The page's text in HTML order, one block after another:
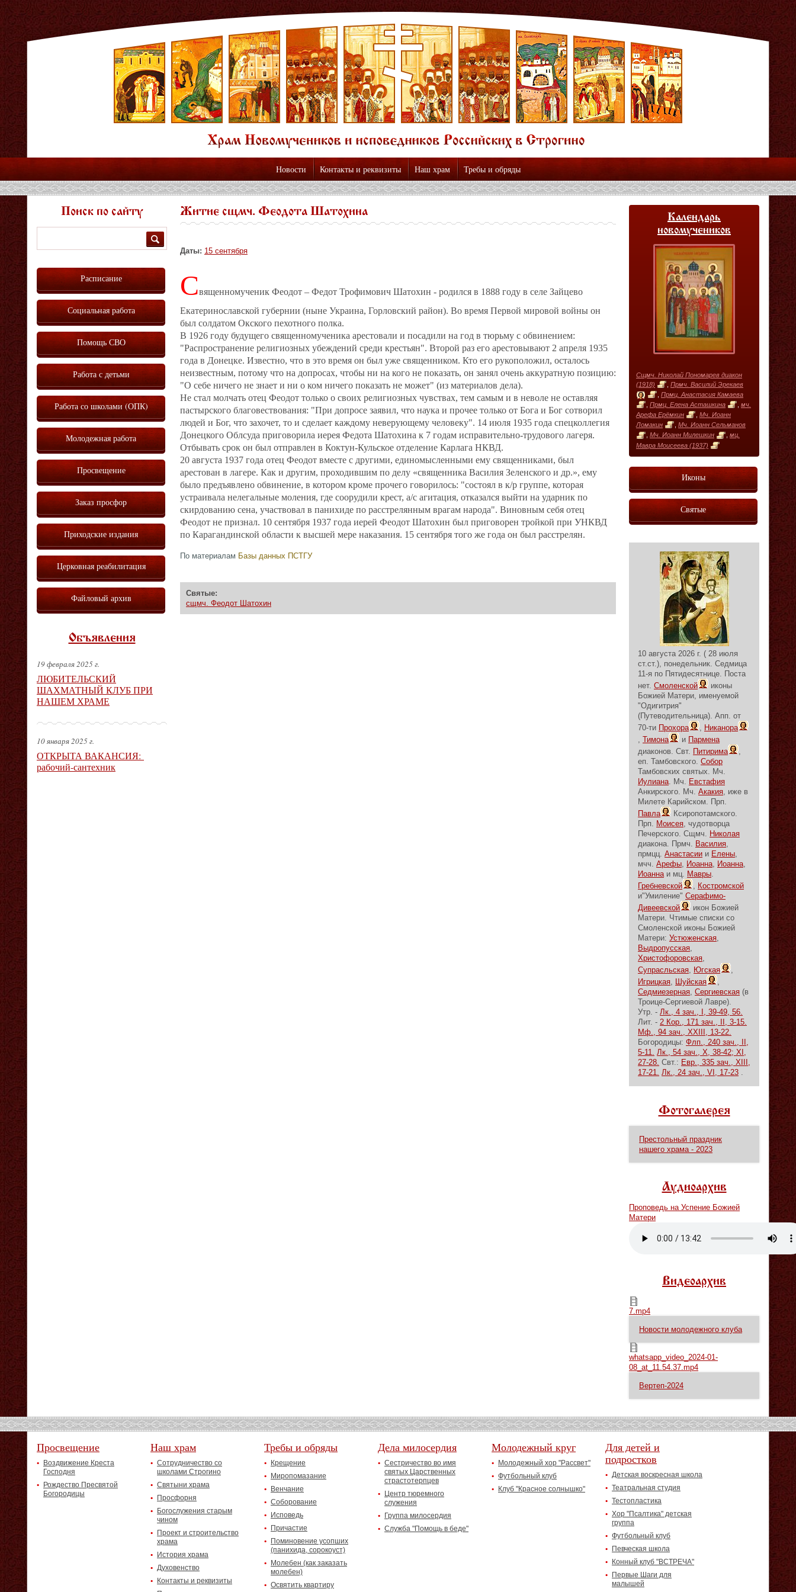
Новости Контакты и реквизиты Наш храм Требы и обряды
Житие сщмч. Феодота Шатохина
Даты: 15 сентября
Священномученик Феодот – Федот Трофимович Шатохин - родился в 1888 году в селе Зайцево
Екатеринославской губернии (ныне Украина, Горловский район). Во время Первой мировой войны он
был солдатом Окского пехотного полка.
В 1926 году будущего священномученика арестовали и посадили на год в тюрьму с обвинением:
"Распространение религиозных убеждений среди крестьян". Второй раз его арестовывают 2 апреля 1935
года в Донецке. Известно, что в это время он был уже священником. Кто его рукоположил, осталось
неизвестным, потому что на допросах, чтобы ни на кого не показать, он занял очень аккуратную позицию:
"О себе ничего не знает и ни о ком ничего показать не может" (из материалов дела).
Не стал молчать отец Феодот только о своих религиозных чувствах, тем самым и в неволе не оставляя
пастырского благовествования: "При допросе заявил, что наука и прочее только от Бога и Бог сотворил
людей и Бог, что захочет, то и сделает каждому неверующему человеку". 14 июля 1935 года спецколлегия
Донецкого Облсуда приговорила иерея Федота Шатохина к 7 годам исправительно-трудового лагеря.
Отбывать срок он был отправлен в Коктун-Кульское отделение Карлага НКВД.
20 августа 1937 года отец Феодот вместе с другими, единомысленными ему священниками, был
арестован в лагере. Как и другим, проходившим по делу «священника Василия Зеленского и др.», ему
было предъявлено обвинение, в котором кроме прочего говорилось: "состоял в к/р группе, которая
устраивала нелегальные моления, где соорудили крест, а/с агитация, отказался выйти на ударник по
скирдованию сена, участвовал в панихиде по расстрелянным врагам народа". Виновным себя отец
Феодот не признал. 10 сентября 1937 года иерей Феодот Шатохин был приговорен тройкой при УНКВД
по Карагандинской области к высшей мере наказания. 15 сентября того же года он был расстрелян.
По материалам Базы данных ПСТГУ
Святые:
сщмч. Феодот Шатохин
Поиск по сайту
Расписание
Социальная работа
Помощь СВО
Работа с детьми
Работа со школами (ОПК)
Молодежная работа
Просвещение
Заказ просфор
Приходские издания
Церковная реабилитация
Файловый архив
Объявления
19 февраля 2025 г.
ЛЮБИТЕЛЬСКИЙ
ШАХМАТНЫЙ КЛУБ ПРИ
НАШЕМ ХРАМЕ
10 января 2025 г.
ОТКРЫТА ВАКАНСИЯ:
рабочий-сантехник
Календарь
новомучеников
Сщмч. Николай Пономарев диакон
(1918)
Прмч. Василий Эрекаев
Прмц. Анастасия Камаева
Прмц. Елена Асташкина
мч.
Арефа Ерёмкин
Мч. Иоанн
Ломакин
Мч. Иоанн Сельманов
, Мч. Иоанн Милешкин , мц.
Мавра Моисеева (1937)
Иконы
Святые
10 августа 2026 г. ( 28 июля
ст.ст.), понедельник. Седмица
11-я по Пятидесятнице. Поста
нет. Смоленской
иконы
Божией Матери, именуемой
"Одигитрия"
(Путеводительница). Апп. от
70-ти Прохора
Никанора
Тимона и Пармена
диаконов. Свт. Питирима
еп. Тамбовского. Собор
Тамбовских святых. Мч.
Иулиана . Мч. Евстафия
Анкирского. Мч. Акакия , иже в
Милете Карийском. Прп.
Павла
Ксиропотамского.
Прп. Моисея , чудотворца
Печерского. Сщмч. Николая
диакона. Прмч. Василия
прмцц. Анастасии и Елены
мчч. Арефы Иоанна Иоанна
Иоанна и мц. Мавры
Гребневской
Костромской
и"Умиление" Серафимо-
Дивеевской
икон Божией
Матери. Чтимые списки со
Смоленской иконы Божией
Матери: Устюженская
Выдропусская
Христофоровская
Супрасльская Югская
Игрицкая Шуйская
Седмиезерная Сергиевская (в
Троице-Сергиевой Лавре).
Утр. - Лк., 4 зач., I, 39-49, 56.
Лит. - 2 Кор., 171 зач., II, 3-15.
Мф., 94 зач., XXIII, 13-22.
Богородицы: Флп., 240 зач., II,
5-11.
Лк., 54 зач., X, 38-42; XI,
27-28. Свт.: Евр., 335 зач., XIII,
17-21.
Лк., 24 зач., VI, 17-23
Фотогалерея
Престольный праздник
нашего храма - 2023
Аудиоархив
Проповедь на Успение Божией
Матери
Видеоархив
7.mp4
7.mp4
Новости молодежного клуба
whatsapp_video_2024-01-08_at_11.54.37.mp4
whatsapp_video_2024-01-
08_at_11.54.37.mp4
Вертеп-2024
Просвещение
Воздвижение Креста
Господня
Рождество Пресвятой
Богородицы
Наш храм
Сотрудничество со
школами Строгино
Святыни храма
Просфорня
Богослужения старым
чином
Проект и строительство
храма
История храма
Духовенство
Контакты и реквизиты
Требы и обряды
Крещение
Миропомазание
Венчание
Соборование
Исповедь
Причастие
Поминовение усопших
(панихида, сорокоуст)
Молебен (как заказать
молебен)
Освятить квартиру
Дела милосердия
Сестричество во имя
святых Царственных
страстотерпцев
Центр тюремного
служения
Группа милосердия
Служба "Помощь в беде"
Молодежный круг
Молодежный хор "Рассвет"
Футбольный клуб
Клуб "Красное солнышко"
Для детей и
подростков
Детская воскресная школа
Театральная студия
Тестопластика
Хор "Псалтика" детская
группа
Футбольный клуб
Певческая школа
Конный клуб "ВСТРЕЧА"
Первые Шаги для
малышей